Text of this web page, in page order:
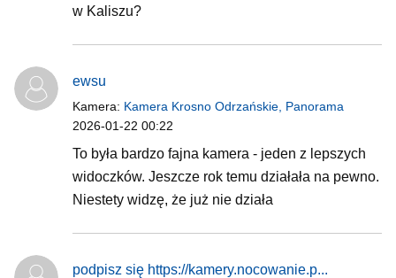
w Kaliszu?
ewsu
Kamera: Kamera Krosno Odrzańskie, Panorama
2026-01-22 00:22
To była bardzo fajna kamera - jeden z lepszych
widoczków. Jeszcze rok temu działała na pewno.
Niestety widzę, że już nie działa
podpisz się https://kamery.nocowanie.p...